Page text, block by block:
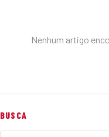
Nenhum artigo
BUSCA